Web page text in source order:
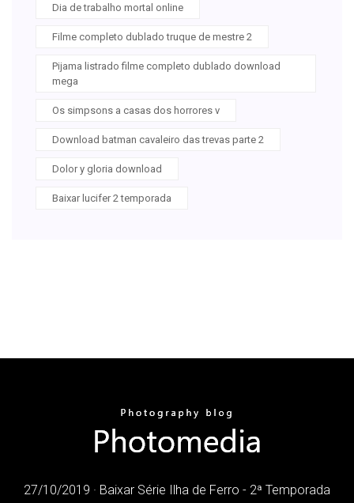
Dia de trabalho mortal online
Filme completo dublado truque de mestre 2
Pijama listrado filme completo dublado download
mega
Os simpsons a casas dos horrores v
Download batman cavaleiro das trevas parte 2
Dolor y gloria download
Baixar lucifer 2 temporada
27/10/2019 · Baixar Série Ilha de Ferro - 2ª Temporada